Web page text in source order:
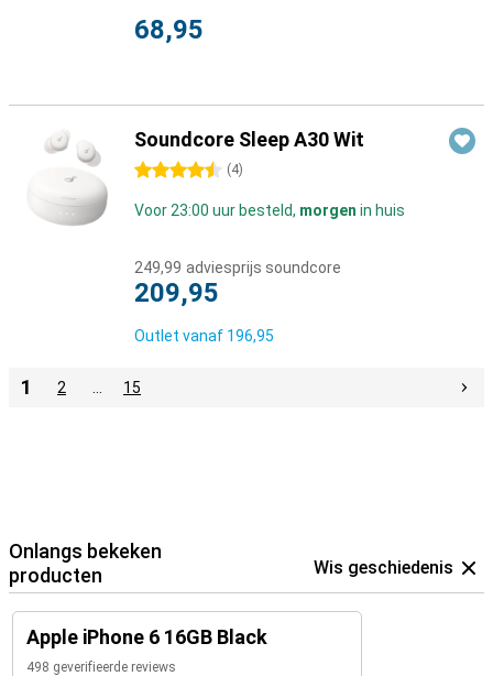
68,95
Soundcore Sleep A30 Wit
4.5 sterren (4)
Voor 23:00 uur besteld, morgen in huis
249,99 adviesprijs soundcore
209,95
Outlet vanaf 196,95
1 2 15
Onlangs bekeken
producten
Wis geschiedenis
Apple iPhone 6 16GB Black
498 geverifieerde reviews